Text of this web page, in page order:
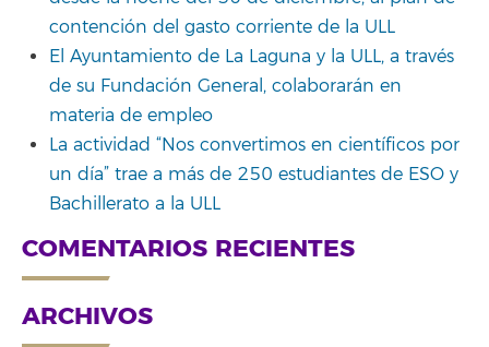
contención del gasto corriente de la ULL
El Ayuntamiento de La Laguna y la ULL, a través
de su Fundación General, colaborarán en
materia de empleo
La actividad “Nos convertimos en científicos por
un día” trae a más de 250 estudiantes de ESO y
Bachillerato a la ULL
COMENTARIOS RECIENTES
ARCHIVOS